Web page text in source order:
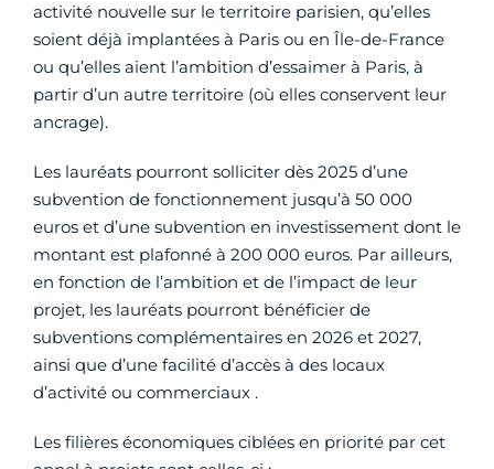
activité nouvelle sur le territoire parisien, qu’elles
soient déjà implantées à Paris ou en Île-de-France
ou qu’elles aient l’ambition d’essaimer à Paris, à
partir d’un autre territoire (où elles conservent leur
ancrage).
Les lauréats pourront solliciter dès 2025 d’une
subvention de fonctionnement jusqu’à 50 000
euros et d’une subvention en investissement dont le
montant est plafonné à 200 000 euros. Par ailleurs,
en fonction de l’ambition et de l’impact de leur
projet, les lauréats pourront bénéficier de
subventions complémentaires en 2026 et 2027,
ainsi que d’une facilité d’accès à des locaux
d’activité ou commerciaux .
Les filières économiques ciblées en priorité par cet